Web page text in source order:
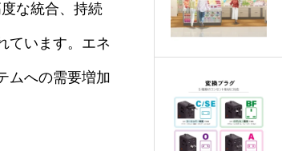
な統合、持続
ています。エネ
ムへの需要増加